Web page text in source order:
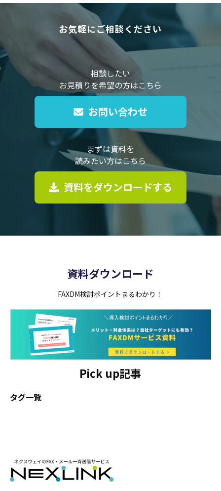
お気軽にご相談ください
相談したい
お見積りを希望の方はこちら
お問い合わせ
まずは資料を
読みたい方はこちら
資料をダウンロードする
資料ダウンロード
FAXDM検討ポイントまるわかり！
Pick up記事
タグ一覧